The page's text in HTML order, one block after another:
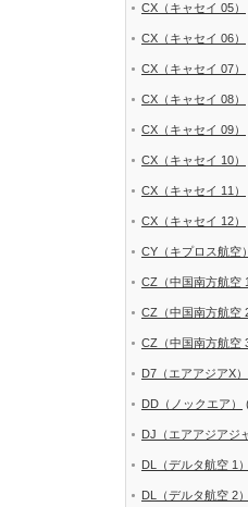
CX（キャセイ 05）
CX（キャセイ 06）
CX（キャセイ 07）
CX（キャセイ 08）
CX（キャセイ 09）
CX（キャセイ 10）
CX（キャセイ 11）
CX（キャセイ 12）
CY（キプロス航空）
CZ（中国南方航空 1
CZ（中国南方航空 2
CZ（中国南方航空 3
D7（エアアジアX）
DD（ノックエア）
DJ（エアアジアジ
DL（デルタ航空 1）
DL（デルタ航空 2）